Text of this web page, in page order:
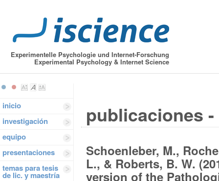
Experimentelle Psychologie und Internet-Forschung
Experimental Psychology & Internet Science
inicio
investigación
equipo
presentaciones
temas para tesis
de lic. y maestría
publicaciones
Schoenleber, M.,
L., & Roberts, B. W.
version of the